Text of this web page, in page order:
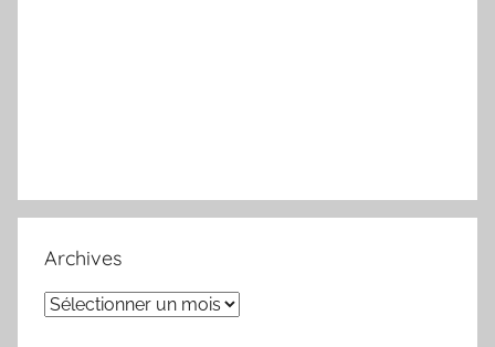
Archives
Archives